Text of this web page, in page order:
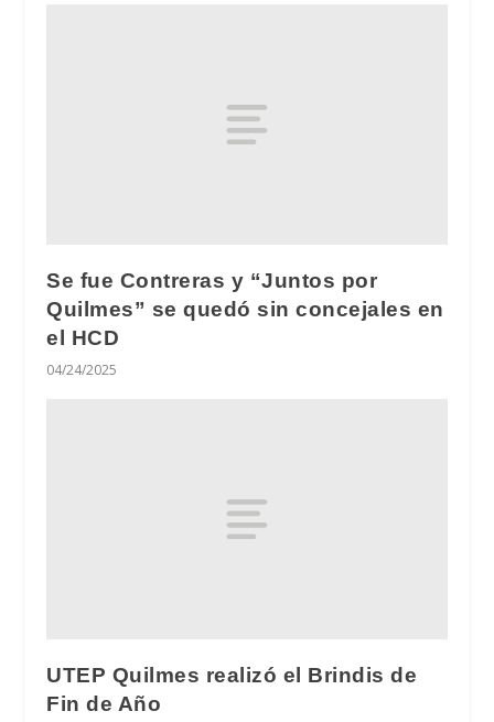
Se fue Contreras y “Juntos por
Quilmes” se quedó sin concejales en
el HCD
04/24/2025
UTEP Quilmes realizó el Brindis de
Fin de Año